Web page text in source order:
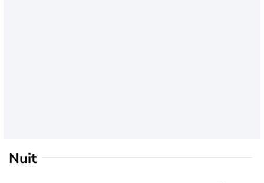
Nuit